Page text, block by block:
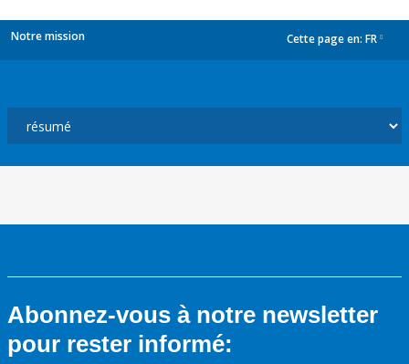
Notre mission Cette page en: FR
Abonnez-vous à notre newsletter
pour rester informé: